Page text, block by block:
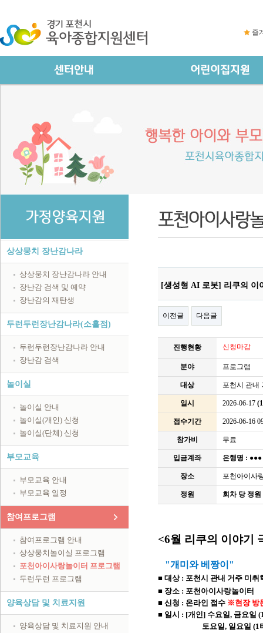
즐
상상뭉치 장난감나라
상상뭉치 장난감나라 안내
장난감 검색 및 예약
장난감의 재탄생
두런두런장난감나라(소흘점)
두런두런장난감나라 안내
장난감 검색
놀이실
놀이실 안내
놀이실(개인) 신청
놀이실(단체) 신청
부모교육
부모교육 안내
부모교육 일정
참여프로그램
참여프로그램 안내
상상뭉치놀이실 프로그램
포천아이사랑놀이터 프로그램
두런두런 프로그램
양육상담 및 치료지원
양육상담 및 치료지원 안내
[생성형 AI 로봇] 리쿠의 이
이전글 다음글
진행현황 신청마감
분야 프로그램
대상 포천시 관내
일시 2026-06-17
접수기간 2026-06-16
참가비 무료
입금계좌 은행명 :
장소 포천아이사
정원 회차 당 정원
<6월 리쿠의 이야기
"개미와 베짱이 "
■ 대상 : 포천시 관내 거주 미취
■ 장소 : 포천아이사랑놀이터
■ 신청 : 온라인 접수 ※현장 방
■ 일시 : [개인] 수요일, 금요일 (
토요일, 일요일 (1